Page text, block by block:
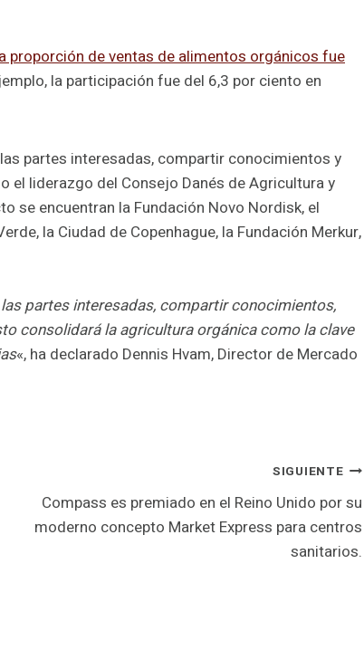
proporción de ventas de alimentos orgánicos fue
la participación fue del 6,3 por ciento en
partes interesadas, compartir conocimientos y
el liderazgo del Consejo Danés de Agricultura y
se encuentran la Fundación Novo Nordisk, el
la Ciudad de Copenhague, la Fundación Merkur,
partes interesadas, compartir conocimientos,
consolidará la agricultura orgánica como la clave
«, ha declarado Dennis Hvam, Director de Mercado
SIGUIENTE
Compass es premiado en el Reino Unido por su
moderno concepto Market Express para centros
sanitarios.